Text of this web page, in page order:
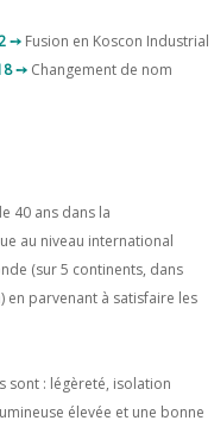
➙ Fusion en Koscon Industrial
➙ Changement de nom
40 ans dans la
au niveau international
(sur 5 continents, dans
en parvenant à satisfaire les
sont : légèreté, isolation
élevée et une bonne